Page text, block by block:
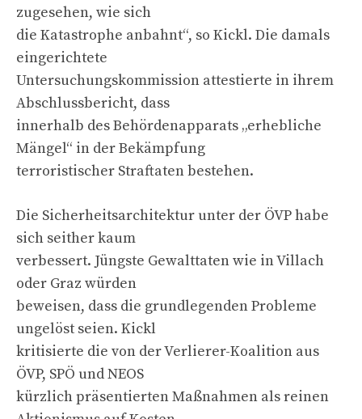
zugesehen, wie sich
die Katastrophe anbahnt“, so Kickl. Die damals
eingerichtete
Untersuchungskommission attestierte in ihrem
Abschlussbericht, dass
innerhalb des Behördenapparats „erhebliche
Mängel“ in der Bekämpfung
terroristischer Straftaten bestehen.
Die Sicherheitsarchitektur unter der ÖVP habe
sich seither kaum
verbessert. Jüngste Gewalttaten wie in Villach
oder Graz würden
beweisen, dass die grundlegenden Probleme
ungelöst seien. Kickl
kritisierte die von der Verlierer-Koalition aus
ÖVP, SPÖ und NEOS
kürzlich präsentierten Maßnahmen als reinen